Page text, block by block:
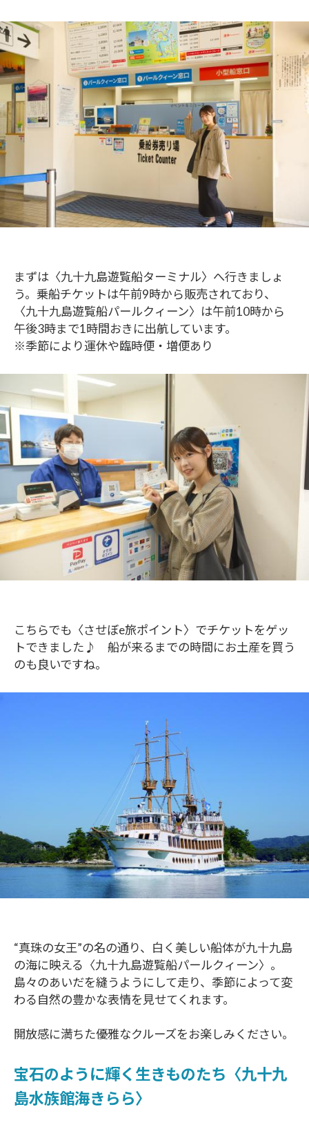
まずは〈九十九島遊覧船ターミナル〉へ行きましょ
う。乗船チケットは午前9時から販売されており、
〈九十九島遊覧船パールクィーン〉は午前10時から
午後3時まで1時間おきに出航しています。
※季節により運休や臨時便・増便あり
こちらでも〈させぼe旅ポイント〉でチケットをゲッ
トできました♪ 船が来るまでの時間にお土産を買う
のも良いですね。
“真珠の女王”の名の通り、白く美しい船体が九十九島
の海に映える〈九十九島遊覧船パールクィーン〉。
島々のあいだを縫うようにして走り、季節によって変
わる自然の豊かな表情を見せてくれます。
開放感に満ちた優雅なクルーズをお楽しみください。
宝石のように輝く生きものたち〈九十九
島水族館海きらら〉